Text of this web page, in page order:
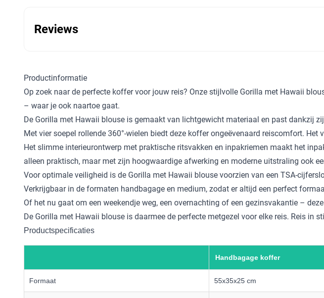
Reviews
Productinformatie
Op zoek naar de perfecte koffer voor jouw reis? Onze stijlvolle Gorilla met Hawaii
– waar je ook naartoe gaat.
De Gorilla met Hawaii blouse is gemaakt van lichtgewicht materiaal en past dankzij
Met vier soepel rollende 360°-wielen biedt deze koffer ongeëvenaard reiscomfort.
Het slimme interieurontwerp met praktische ritsvakken en inpakriemen maakt het
alleen praktisch, maar met zijn hoogwaardige afwerking en moderne uitstraling ook
Voor optimale veiligheid is de Gorilla met Hawaii blouse voorzien van een TSA-
Verkrijgbaar in de formaten handbagage en medium, zodat er altijd een perfect
Of het nu gaat om een weekendje weg, een overnachting of een gezinsvakantie –
De Gorilla met Hawaii blouse is daarmee de perfecte metgezel voor elke reis. Reis in
Productspecificaties
Handbagage koffer
Formaat 55x35x25 cm